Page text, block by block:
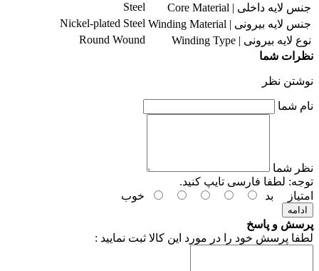
جنس لایه داخلی | Core Material
Steel
جنس لایه بیرونی | Winding Material
Nickel-plated Steel
نوع لایه بیرونی | Winding Type
Round Wound
نظرات شما
نوشتن نظر
نام شما
نظر شما
توجه: لطفا فارسی تایپ کنید.
امتیاز
بد خوب
ادامه
پرسش و پاسخ
لطفا پرسش خود را در مورد این کالا ثبت نمایید :